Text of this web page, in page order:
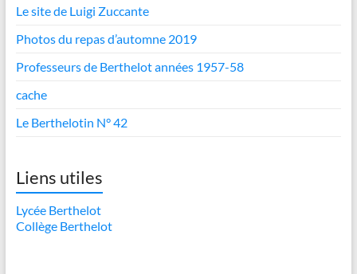
Le site de Luigi Zuccante
Photos du repas d’automne 2019
Professeurs de Berthelot années 1957-58
cache
Le Berthelotin N° 42
Liens utiles
Lycée Berthelot
Collège Berthelot